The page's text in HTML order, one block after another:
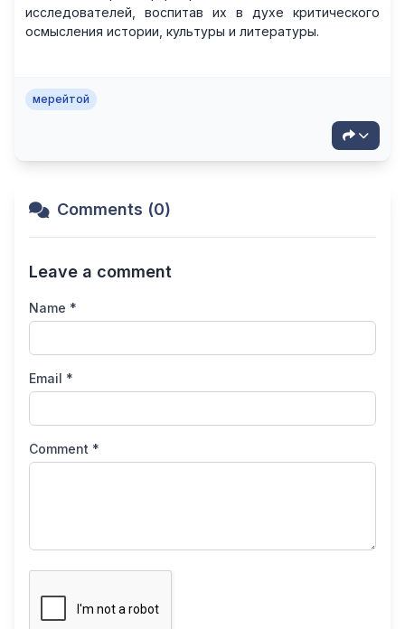
исследователей, воспитав их в духе критического
осмысления истории, культуры и литературы.
мерейтой
Comments (0)
Leave a comment
Name *
Email *
Comment *